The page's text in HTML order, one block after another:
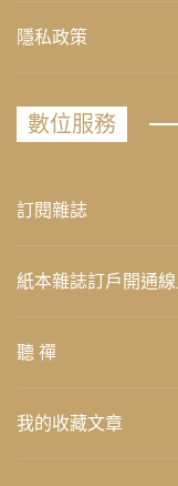
隱私政策
數位服務
訂閱雜誌
紙本雜誌訂戶開通
聽 禪
我的收藏文章